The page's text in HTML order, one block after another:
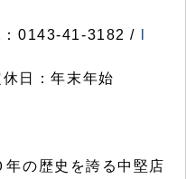
0143-41-3182 /
日：年末年始
の歴史を誇る中堅店